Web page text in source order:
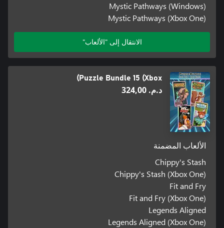
Mystic Pathways (Windows)
Mystic Pathways (Xbox One)
الانتقال إلى "الألعاب"
Puzzle Bundle 15 (Xbox)
د.م.‏ 324,00
الألعاب المضمنة
Chippy's Stash
Chippy's Stash (Xbox One)
Fit and Fry
Fit and Fry (Xbox One)
Legends Aligned
Legends Aligned (Xbox One)